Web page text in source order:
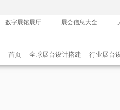
数字展馆展厅 展会信息大全
首页 全球展台设计搭建 行业展台